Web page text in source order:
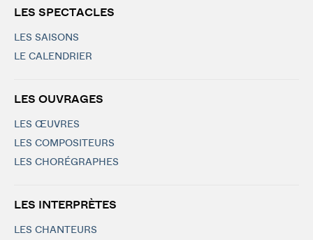
LES SPECTACLES
LES SAISONS
LE CALENDRIER
LES OUVRAGES
LES ŒUVRES
LES COMPOSITEURS
LES CHORÉGRAPHES
LES INTERPRÈTES
LES CHANTEURS